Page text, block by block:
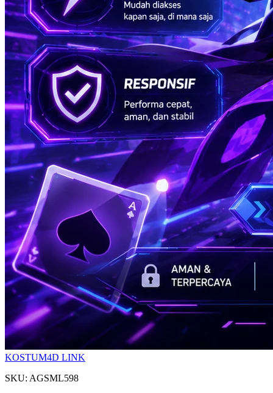
KOSTUM4D LINK
SKU: AGSML598